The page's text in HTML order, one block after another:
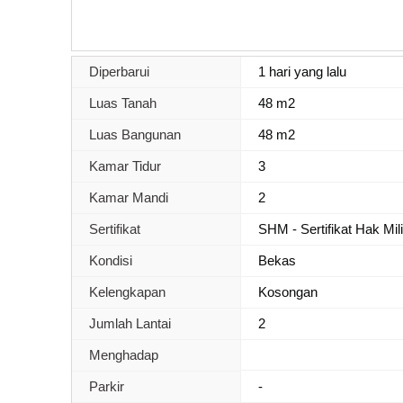
Diperbarui 1 hari yang lalu
Luas Tanah 48 m2
Luas Bangunan 48 m2
Kamar Tidur 3
Kamar Mandi 2
Sertifikat SHM - Sertifikat Hak
Kondisi Bekas
Kelengkapan Kosongan
Jumlah Lantai 2
Menghadap
Parkir -